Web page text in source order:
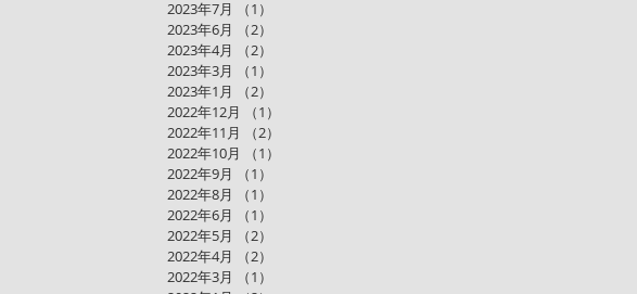
2023年7月
（1）
2023年6月
（2）
2023年4月
（2）
2023年3月
（1）
2023年1月
（2）
2022年12月
（1）
2022年11月
（2）
2022年10月
（1）
2022年9月
（1）
2022年8月
（1）
2022年6月
（1）
2022年5月
（2）
2022年4月
（2）
2022年3月
（1）